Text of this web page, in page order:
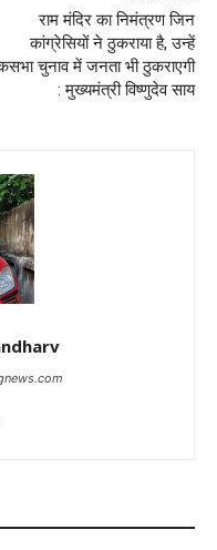
राम मंदिर का निमंत्रण जिन
कांग्रेसियों ने ठुकराया है, उन्हें
चुनाव में जनता भी ठुकराएगी
: मुख्यमंत्री विष्णुदेव साय